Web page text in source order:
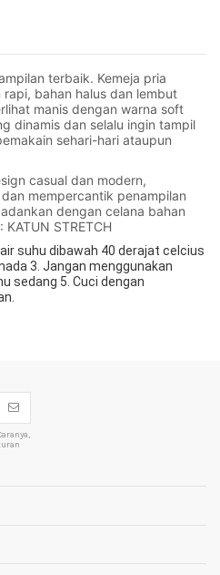
terbaik. Kemeja pria
bahan halus dan lembut
manis dengan warna soft
dinamis dan selalu ingin tampil
sehari-hari ataupun
casual dan modern,
mempercantik penampilan
dengan celana bahan
STRETCH
suhu dibawah 40 derajat celcius
3. Jangan menggunakan
sedang 5. Cuci dengan